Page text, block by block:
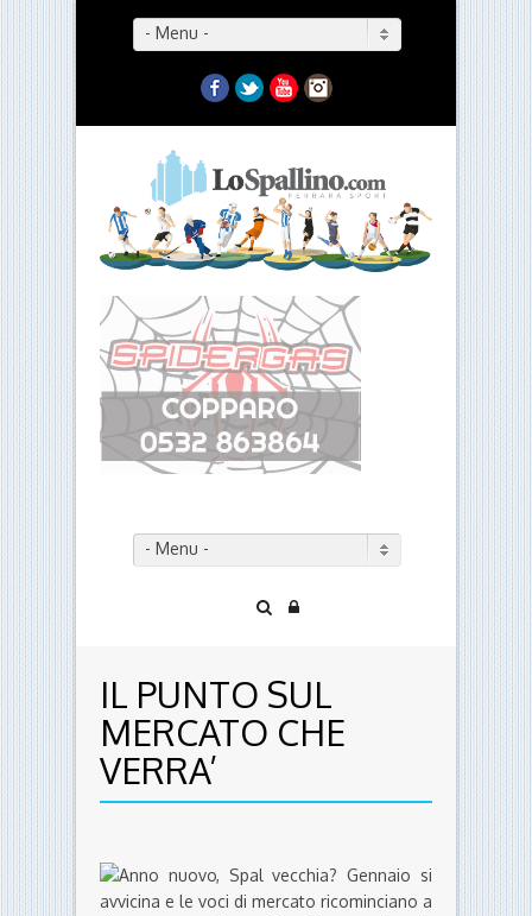
- Menu -
Facebook
TwitterYouTubeInstagram
- Menu -
IL PUNTO SUL
MERCATO CHE
VERRA’
Anno nuovo, Spal vecchia? Gennaio si
avvicina e le voci di mercato ricominciano a